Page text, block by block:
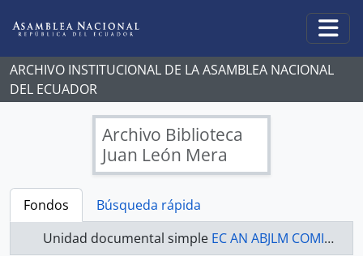
ARCHIVO INSTITUCIONAL DE LA ASAMBLEA NACIONAL
DEL ECUADOR
Archivo Biblioteca
Juan León Mera
Fondos
Búsqueda rápida
Unidad documental simple EC AN ABJLM COMISIONES LEGISLATIVAS 2009-2011 - ACTAS COMISIÓN DE LOS DERECHOS DE LOS TRABAJADORES Y LA SEGURIDAD SOCIAL